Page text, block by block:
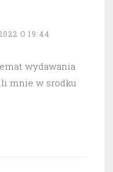
O 19:44
wydawania
mnie w srodku